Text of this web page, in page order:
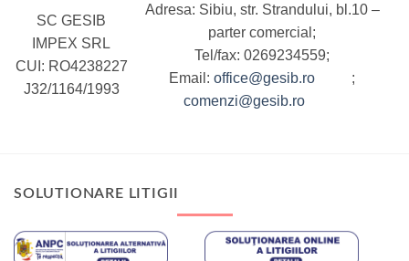
SC GESIB
IMPEX SRL
CUI: RO4238227
J32/1164/1993
Adresa: Sibiu, str. Strandului, bl.10 –
parter comercial;
Tel/fax: 0269234559;
Email:office@gesib.ro
;
comenzi@gesib.ro
SOLUTIONARE LITIGII